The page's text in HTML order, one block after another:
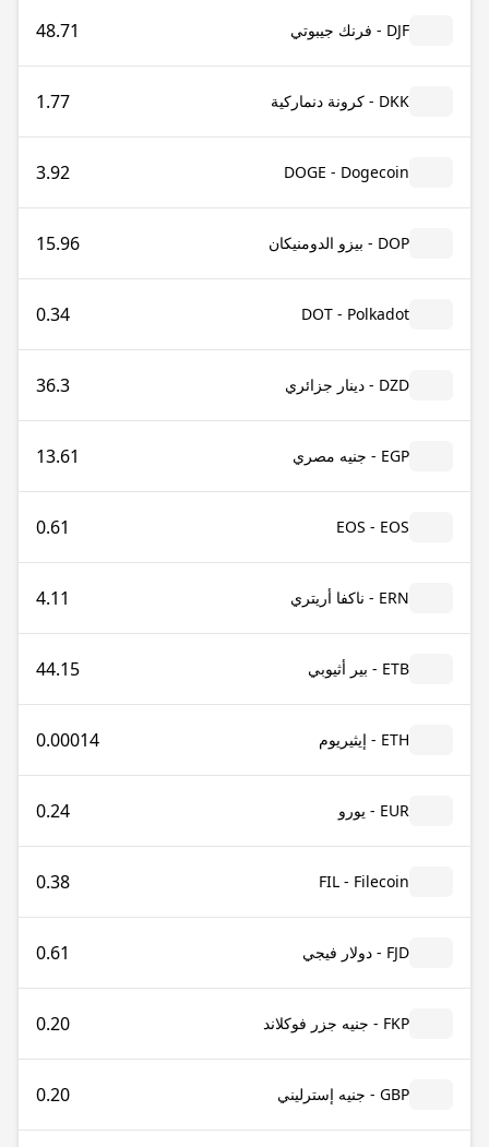
DJF - فرنك جيبوتي 48.71
DKK - كرونة دنماركية 1.77
DOGE - Dogecoin
3.92
DOP - بيزو الدومنيكان 15.96
DOT - Polkadot
0.34
DZD - دينار جزائري 36.3
EGP - جنيه مصري 13.61
EOS - EOS
0.61
ERN - ناكفا أريتري 4.11
ETB - بير أثيوبي 44.15
ETH - إيثيريوم 0.00014
EUR - يورو 0.24
FIL - Filecoin
0.38
FJD - دولار فيجي 0.61
FKP - جنيه جزر فوكلاند 0.20
GBP - جنيه إسترليني 0.20